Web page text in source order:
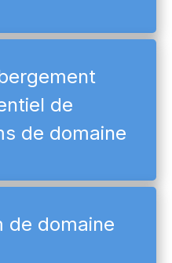
de
de domaine
de domaine